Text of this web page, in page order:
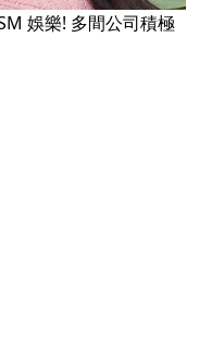
娛樂! 多間公司積極